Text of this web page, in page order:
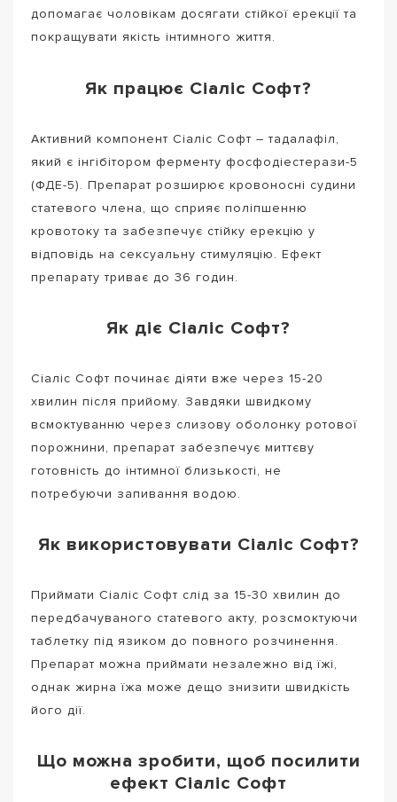
допомагає чоловікам досягати стійкої ерекції та
покращувати якість інтимного життя.
Як працює Сіаліс Софт?
Активний компонент Сіаліс Софт – тадалафіл,
який є інгібітором ферменту фосфодіестерази-5
(ФДЕ-5). Препарат розширює кровоносні судини
статевого члена, що сприяє поліпшенню
кровотоку та забезпечує стійку ерекцію у
відповідь на сексуальну стимуляцію. Ефект
препарату триває до 36 годин.
Як діє Сіаліс Софт?
Сіаліс Софт починає діяти вже через 15-20
хвилин після прийому. Завдяки швидкому
всмоктуванню через слизову оболонку ротової
порожнини, препарат забезпечує миттєву
готовність до інтимної близькості, не
потребуючи запивання водою.
Як використовувати Сіаліс Софт?
Приймати Сіаліс Софт слід за 15-30 хвилин до
передбачуваного статевого акту, розсмоктуючи
таблетку під язиком до повного розчинення.
Препарат можна приймати незалежно від їжі,
однак жирна їжа може дещо знизити швидкість
його дії.
Що можна зробити, щоб посилити
ефект Сіаліс Софт